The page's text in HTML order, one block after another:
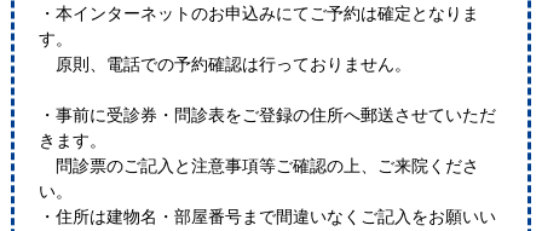
・本インターネットのお申込みにてご予約は確定となりま
す。
原則、電話での予約確認は行っておりません。
・事前に受診券・問診表をご登録の住所へ郵送させていただ
きます。
問診票のご記入と注意事項等ご確認の上、ご来院くださ
い。
・住所は建物名・部屋番号まで間違いなくご記入をお願いい